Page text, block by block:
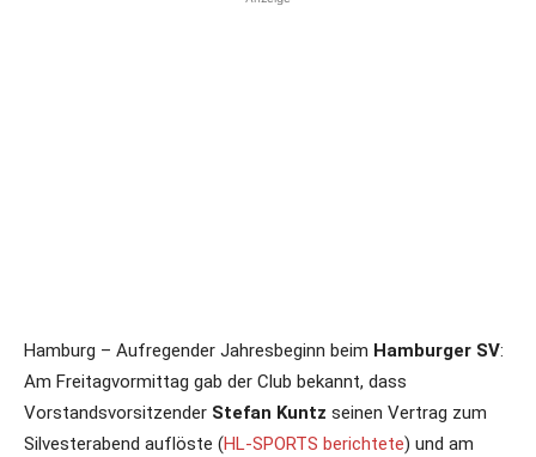
Hamburg – Aufregender Jahresbeginn beim Hamburger SV:
Am Freitagvormittag gab der Club bekannt, dass
Vorstandsvorsitzender Stefan Kuntz seinen Vertrag zum
Silvesterabend auflöste (HL-SPORTS berichtete) und am